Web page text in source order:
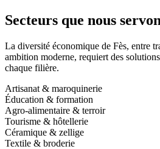
Secteurs que nous
La diversité économique de Fès, entre
ambition moderne, requiert des
chaque filière.
Artisanat & maroquinerie
Éducation & formation
Agro-alimentaire & terroir
Tourisme & hôtellerie
Céramique & zellige
Textile & broderie